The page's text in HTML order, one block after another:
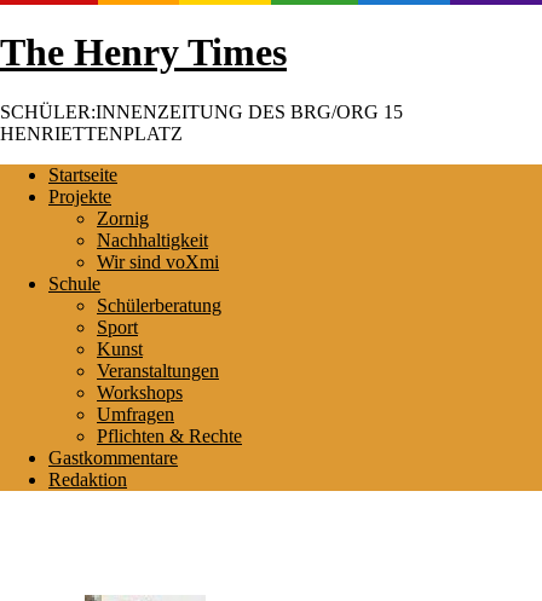
Skip
to
The Henry Times
SCHÜLER:INNENZEITUNG DES BRG/ORG 15
HENRIETTENPLATZ
Startseite
Projekte
Zornig
Nachhaltigkeit
Wir sind voXmi
Schule
Schülerberatung
Sport
Kunst
Veranstaltungen
Workshops
Umfragen
Pflichten & Rechte
Gastkommentare
Redaktion